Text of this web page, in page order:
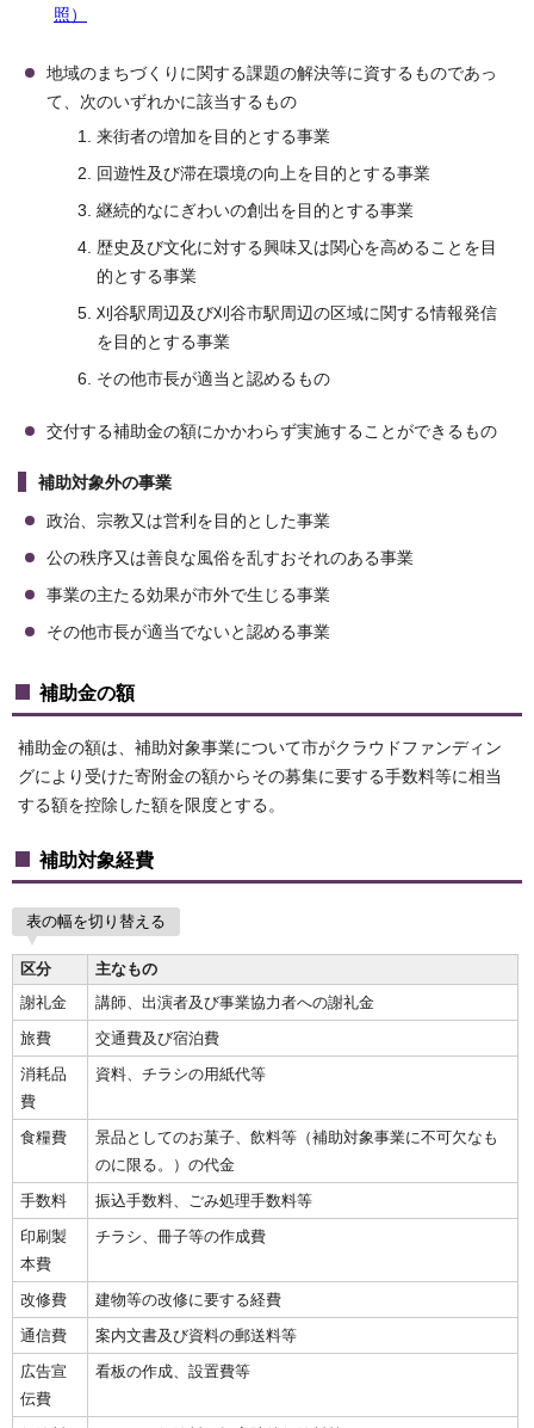
照）
地域のまちづくりに関する課題の解決等に資するものであっ
て、次のいずれかに該当するもの
来街者の増加を目的とする事業
回遊性及び滞在環境の向上を目的とする事業
継続的なにぎわいの創出を目的とする事業
歴史及び文化に対する興味又は関心を高めることを目
的とする事業
刈谷駅周辺及び刈谷市駅周辺の区域に関する情報発信
を目的とする事業
その他市長が適当と認めるもの
交付する補助金の額にかかわらず実施することができるもの
補助対象外の事業
政治、宗教又は営利を目的とした事業
公の秩序又は善良な風俗を乱すおそれのある事業
事業の主たる効果が市外で生じる事業
その他市長が適当でないと認める事業
補助金の額
補助金の額は、補助対象事業について市がクラウドファンディン
グにより受けた寄附金の額からその募集に要する手数料等に相当
する額を控除した額を限度とする。
補助対象経費
表の幅を切り替える
区分
主なもの
謝礼金
講師、出演者及び事業協力者への謝礼金
旅費
交通費及び宿泊費
消耗品
費
資料、チラシの用紙代等
食糧費
景品としてのお菓子、飲料等（補助対象事業に不可欠なも
のに限る。）の代金
手数料
振込手数料、ごみ処理手数料等
印刷製
本費
チラシ、冊子等の作成費
改修費
建物等の改修に要する経費
通信費
案内文書及び資料の郵送料等
広告宣
伝費
看板の作成、設置費等